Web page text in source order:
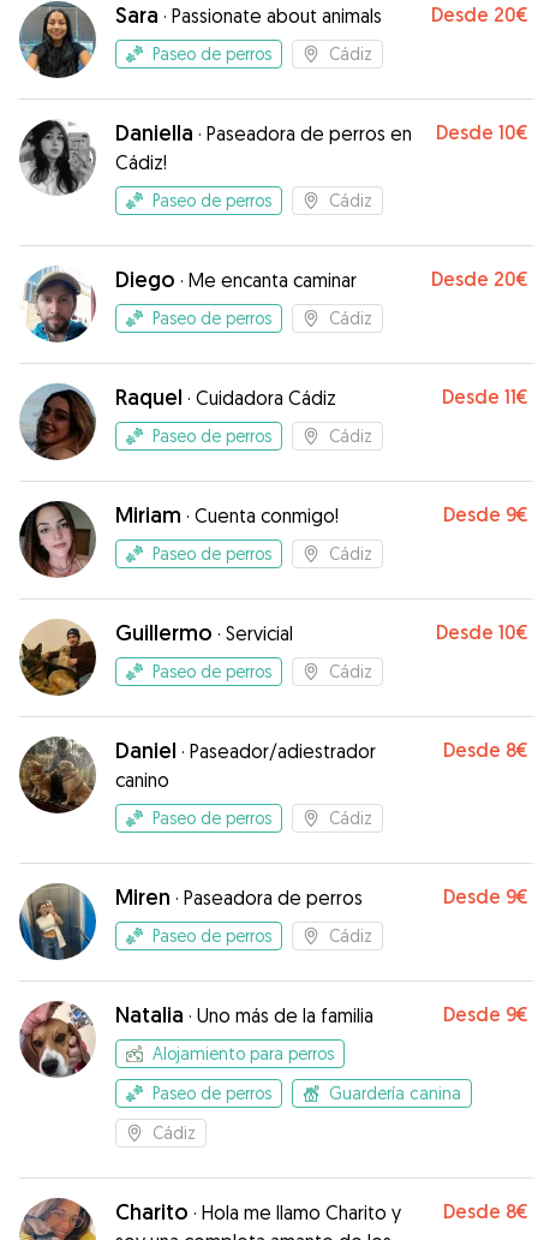
Sara · Passionate about animals Desde 20€
Paseo de perros Cádiz
Daniella · Paseadora de perros en
Cádiz!
Desde 10€
Paseo de perros Cádiz
Diego · Me encanta caminar Desde 20€
Paseo de perros Cádiz
Raquel · Cuidadora Cádiz Desde 11€
Paseo de perros Cádiz
Miriam · Cuenta conmigo! Desde 9€
Paseo de perros Cádiz
Guillermo · Servicial Desde 10€
Paseo de perros Cádiz
Daniel · Paseador/adiestrador
canino
Desde 8€
Paseo de perros Cádiz
Miren · Paseadora de perros Desde 9€
Paseo de perros Cádiz
Natalia · Uno más de la familia Desde 9€
Alojamiento para perros
Paseo de perros
Guardería canina
Cádiz
Charito · Hola me llamo Charito y
Desde 8€